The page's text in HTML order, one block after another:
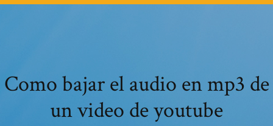
Como bajar el audio en mp3 de
un video de youtube